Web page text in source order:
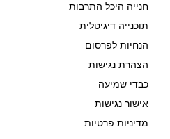
חנייה היכל התרבות
תוכנייה דיגיטלית
הנחיות לפרסום
הצהרת נגישות
כבדי שמיעה
אישור נגישות
מדיניות פרטיות